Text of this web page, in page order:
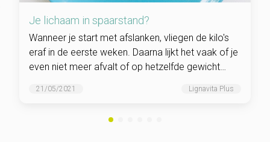
Je lichaam in spaarstand?
Wanneer je start met afslanken, vliegen de kilo's
eraf in de eerste weken. Daarna lijkt het vaak of je
even niet meer afvalt of op hetzelfde gewicht
21/05/2021 Lignavita Plus